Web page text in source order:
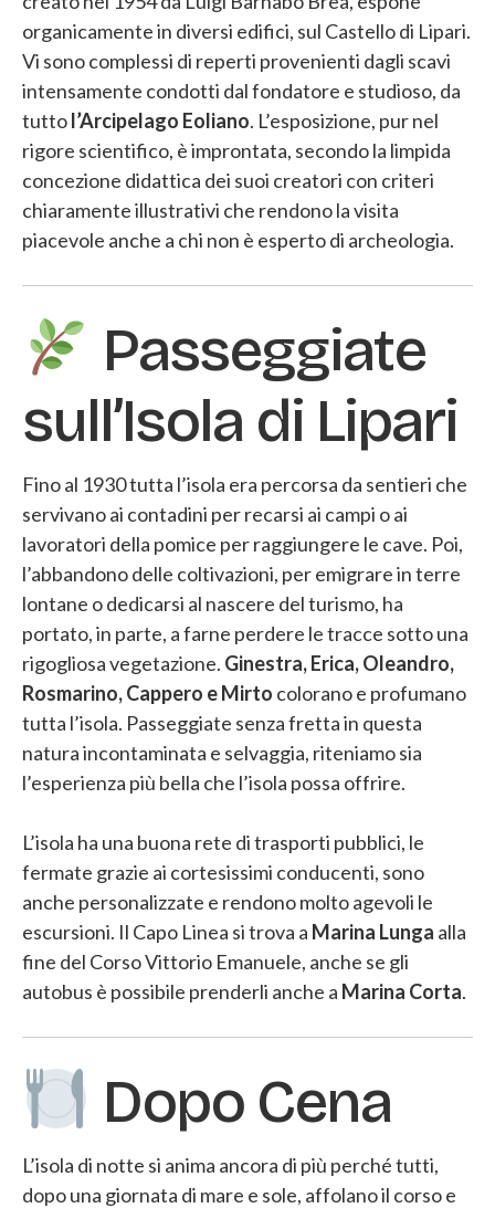
organicamente in diversi edifici, sul Castello di Lipari.
Vi sono complessi di reperti provenienti dagli scavi
intensamente condotti dal fondatore e studioso, da
tuttol’Arcipelago Eoliano. L’esposizione, pur nel
rigore scientifico, è improntata, secondo la limpida
concezione didattica dei suoi creatori con criteri
chiaramente illustrativi che rendono la visita
piacevole anche a chi non è esperto di archeologia.
Passeggiate
sull’Isola di Lipari
Fino al 1930 tutta l’isola era percorsa da sentieri che
servivano ai contadini per recarsi ai campi o ai
lavoratori della pomice per raggiungere le cave. Poi,
l’abbandono delle coltivazioni, per emigrare in terre
lontane o dedicarsi al nascere del turismo, ha
portato, in parte, a farne perdere le tracce sotto una
rigogliosa vegetazione. Ginestra, Erica, Oleandro,
Rosmarino, Cappero e Mirto colorano e profumano
tutta l’isola. Passeggiate senza fretta in questa
natura incontaminata e selvaggia, riteniamo sia
l’esperienza più bella che l’isola possa offrire.
L’isola ha una buona rete di trasporti pubblici, le
fermate grazie ai cortesissimi conducenti, sono
anche personalizzate e rendono molto agevoli le
escursioni. Il Capo Linea si trova a Marina Lunga alla
fine del Corso Vittorio Emanuele, anche se gli
autobus è possibile prenderli anche a Marina Corta.
Dopo Cena
L’isola di notte si anima ancora di più perché tutti,
dopo una giornata di mare e sole, affolano il corso e